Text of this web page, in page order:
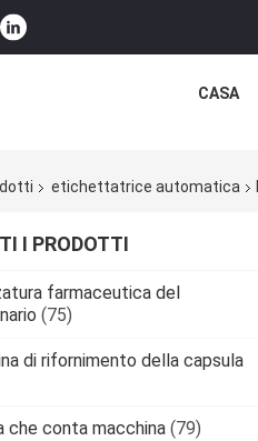
CASA
etichettatrice automatica
I PRODOTTI
farmaceutica del
(75)
di rifornimento della capsula
che conta macchina (79)